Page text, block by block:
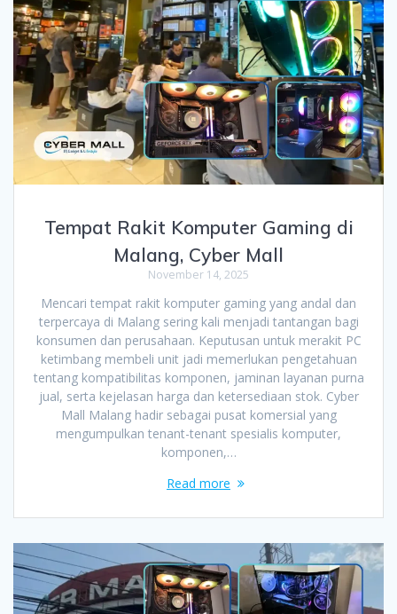
Tempat Rakit Komputer Gaming di
Malang, Cyber Mall
November 14, 2025
Mencari tempat rakit komputer gaming yang andal dan
terpercaya di Malang sering kali menjadi tantangan bagi
konsumen dan perusahaan. Keputusan untuk merakit PC
ketimbang membeli unit jadi memerlukan pengetahuan
tentang kompatibilitas komponen, jaminan layanan purna
jual, serta kejelasan harga dan ketersediaan stok. Cyber
Mall Malang hadir sebagai pusat komersial yang
mengumpulkan tenant-tenant spesialis komputer,
komponen,…
Read more